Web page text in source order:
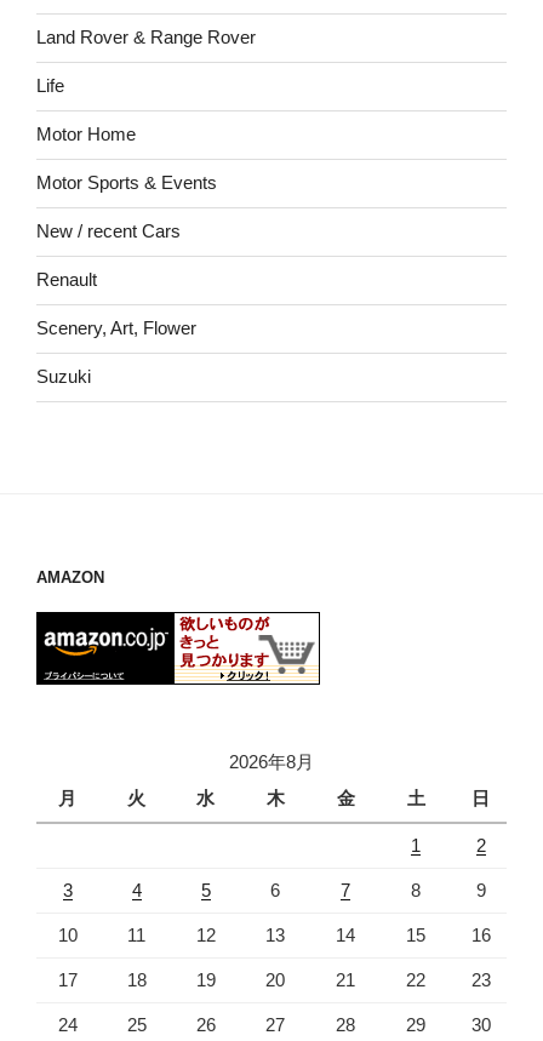
Land Rover & Range Rover
Life
Motor Home
Motor Sports & Events
New / recent Cars
Renault
Scenery, Art, Flower
Suzuki
AMAZON
2026年8月
月
火 水 木 金 土 日
1 2
3 4 5 6 7 8 9
10 11 12 13 14 15 16
17 18 19 20 21 22 23
24 25 26 27 28 29 30